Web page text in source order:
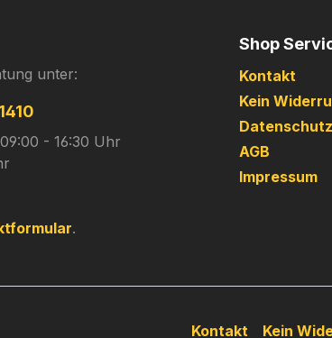
unter:
- 16:30 Uhr
.
Shop
Kontakt
Kein
Datenschutz
AGB
Impressum
Kontakt Kein